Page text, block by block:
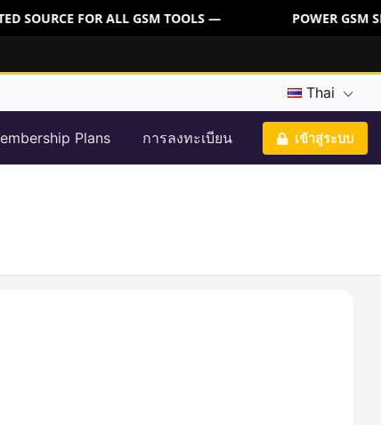
SOURCE FOR ALL GSM TOOLS — POWER GSM
Thai
Plans การลงทะเบียน เข้าสู่ระบบ